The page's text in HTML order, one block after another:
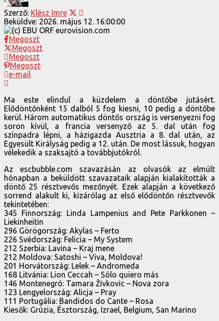
Szerző: Klész Imre
Beküldve: 2026. május 12. 16:00:00
Megoszt
Megoszt
Megoszt
Megoszt
e-mail
Ma este elindul a küzdelem a döntőbe jutásért.
Elődöntőnként 15 dalból 5 fog kiesni, 10 pedig a döntőbe
kerül. Három automatikus döntős ország is versenyezni fog
soron kívül, a francia versenyző az 5. dal után fog
színpadra lépni, a házigazda Ausztria a 8. dal után, az
Egyesült Királyság pedig a 12. után. De most lássuk, hogyan
vélekedik a szaksajtó a továbbjutókról.
Az escbubble.com szavazásán az olvasók az elmúlt
hónapban a beküldött szavazataik alapján kialakították a
döntő 25 résztvevős mezőnyét. Ezek alapján a következő
sorrend alakult ki, kizárólag az első elődöntőn résztvevők
tekintetében:
345 Finnország: Linda Lampenius and Pete Parkkonen –
Liekinheitin
296 Görögország: Akylas – Ferto
226 Svédország: Felicia – My System
212 Szerbia: Lavina – Kraj mene
212 Moldova: Satoshi – Viva, Moldova!
201 Horvátország: Lelek – Andromeda
168 Litvánia: Lion Ceccah – Sólo quiero más
146 Montenegró: Tamara Živkovic – Nova zora
123 Lengyelország: Alicja – Pray
111 Portugália: Bandidos do Cante – Rosa
Kiesők: Grúzia, Észtország, Izrael, Belgium, San Marino